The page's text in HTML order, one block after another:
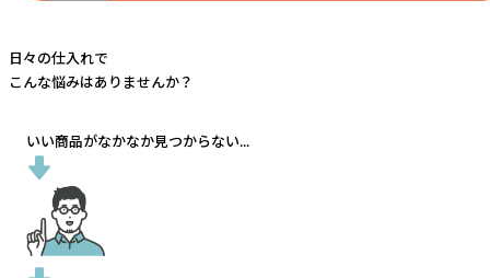
日々の仕入れで
こんな悩みはありませんか？
いい商品がなかなか見つからない...